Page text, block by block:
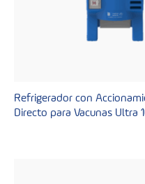
Refrigerador con
Directo para Vacunas Ultra